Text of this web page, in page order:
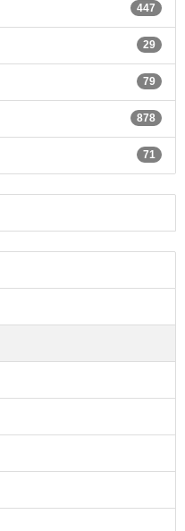
447
29
79
878
71